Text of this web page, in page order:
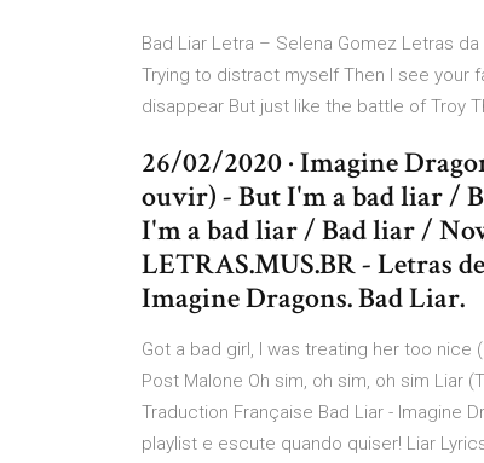
Bad Liar Letra – Selena Gomez Letras
Trying to distract myself Then I see your
disappear But just like the battle of Troy
26/02/2020 · Imagine
ouvir) - But I'm a bad liar /
I'm a bad liar / Bad liar /
LETRAS.MUS.BR - Letras
Imagine Dragons. Bad Liar.
Got a bad girl, I was treating her too nice
Post Malone Oh sim, oh sim, oh sim Liar
Traduction Française Bad Liar - Imagine
playlist e escute quando quiser! Liar